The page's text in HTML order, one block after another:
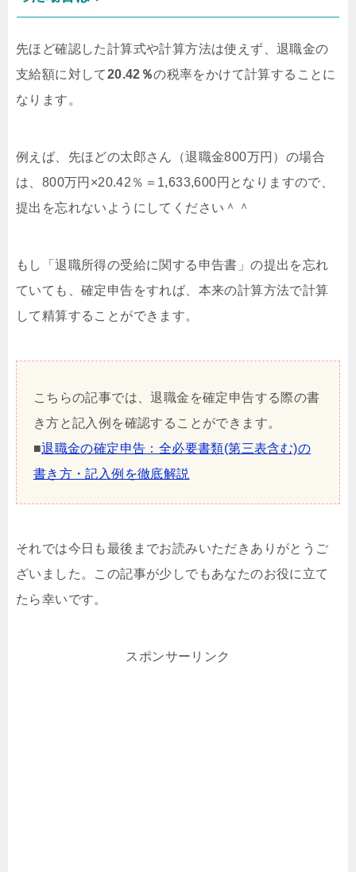
先ほど確認した計算式や計算方法は使えず、退職金の
支給額に対して20.42％の税率をかけて計算することに
なります。
例えば、先ほどの太郎さん（退職金800万円）の場合
は、800万円×20.42％＝1,633,600円となりますので、
提出を忘れないようにしてください＾＾
もし「退職所得の受給に関する申告書」の提出を忘れ
ていても、確定申告をすれば、本来の計算方法で計算
して精算することができます。
こちらの記事では、退職金を確定申告する際の書
き方と記入例を確認することができます。
■退職金の確定申告：全必要書類(第三表含む)の
書き方・記入例を徹底解説
それでは今日も最後までお読みいただきありがとうご
ざいました。この記事が少しでもあなたのお役に立て
たら幸いです。
スポンサーリンク